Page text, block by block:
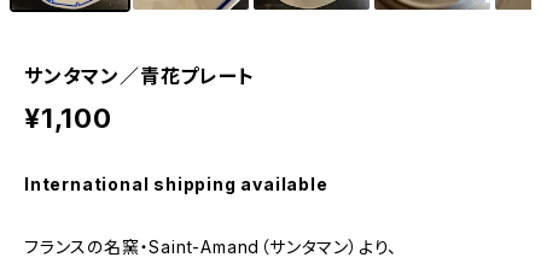
サンタマン／青花プレート
¥1,100
International shipping available
フランスの名窯・Saint-Amand（サンタマン）より、